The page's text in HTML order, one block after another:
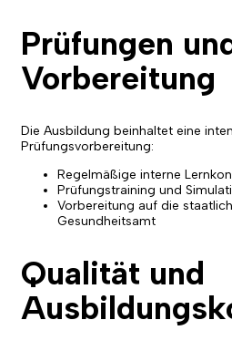
Prüfungen
Vorbereitung
Die Ausbildung beinhaltet eine
Prüfungsvorbereitung:
Regelmäßige interne
Prüfungstraining und
Vorbereitung auf die
Gesundheitsamt
Qualität und